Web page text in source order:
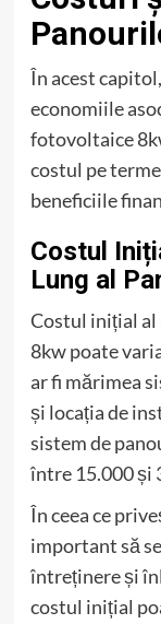
În acest
economiile
fotovoltaice
costul pe
beneficiile
Costul
Lung al
Costul inițial
8kw poate
ar fi mărimea
și locația de
sistem de
între 15.000 și
În ceea ce
important să
întreținere și
costul inițial